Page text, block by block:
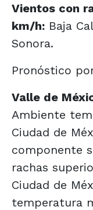
Vientos con
km/h: Baja
Sonora.
Pronóstico
Valle de
Ambiente
Ciudad de
componente
rachas
Ciudad de
temperatura